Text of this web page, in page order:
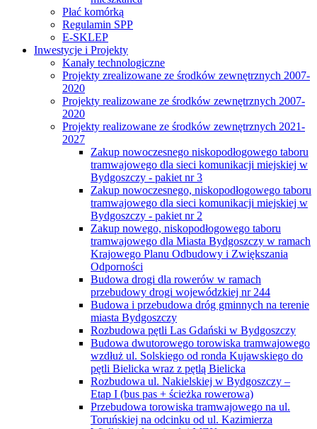
Płać komórką
Regulamin SPP
E-SKLEP
Inwestycje i Projekty
Kanały technologiczne
Projekty zrealizowane ze środków zewnętrznych 2007-
2020
Projekty realizowane ze środków zewnętrznych 2007-
2020
Projekty realizowane ze środków zewnętrznych 2021-
2027
Zakup nowoczesnego niskopodłogowego taboru
tramwajowego dla sieci komunikacji miejskiej w
Bydgoszczy - pakiet nr 3
Zakup nowoczesnego, niskopodłogowego taboru
tramwajowego dla sieci komunikacji miejskiej w
Bydgoszczy - pakiet nr 2
Zakup nowego, niskopodłogowego taboru
tramwajowego dla Miasta Bydgoszczy w ramach
Krajowego Planu Odbudowy i Zwiększania
Odporności
Budowa drogi dla rowerów w ramach
przebudowy drogi wojewódzkiej nr 244
Budowa i przebudowa dróg gminnych na terenie
miasta Bydgoszczy
Rozbudowa pętli Las Gdański w Bydgoszczy
Budowa dwutorowego torowiska tramwajowego
wzdłuż ul. Solskiego od ronda Kujawskiego do
pętli Bielicka wraz z pętlą Bielicka
Rozbudowa ul. Nakielskiej w Bydgoszczy –
Etap I (bus pas + ścieżka rowerowa)
Przebudowa torowiska tramwajowego na ul.
Toruńskiej na odcinku od ul. Kazimierza